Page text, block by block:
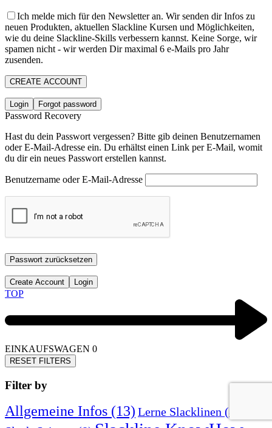
Ich melde mich für den Newsletter an. Wir senden dir Infos zu
neuen Produkten, aktuellen Slackline Kursen und Möglichkeiten,
wie du deine Slackline-Skills verbessern kannst. Keine Sorge, wir
spamen nicht - wir werden Dir maximal 6 e-Mails pro Jahr
zusenden.
CREATE ACCOUNT
Login Forgot password
Password Recovery
Hast du dein Passwort vergessen? Bitte gib deinen Benutzernamen
oder E-Mail-Adresse ein. Du erhältst einen Link per E-Mail, womit
du dir ein neues Passwort erstellen kannst.
Benutzername oder E-Mail-Adresse
Passwort zurücksetzen
Create Account Login
TOP
EINKAUFSWAGEN 0
RESET FILTERS
Filter by
Allgemeine Infos (13) Lerne Slacklinen (8)